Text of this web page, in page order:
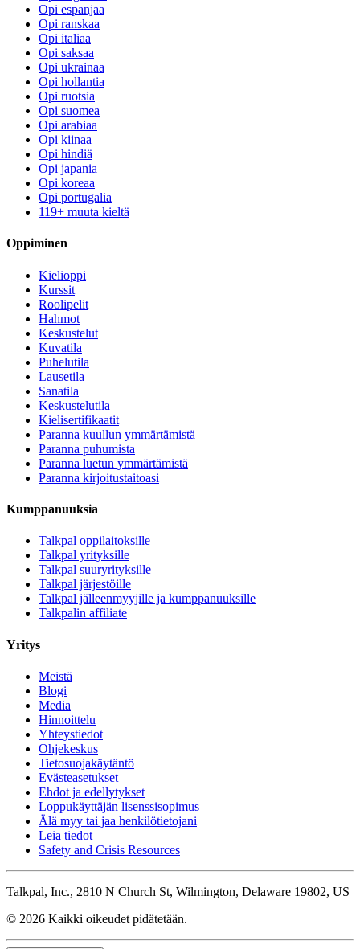
Opi espanjaa
Opi ranskaa
Opi italiaa
Opi saksaa
Opi ukrainaa
Opi hollantia
Opi ruotsia
Opi suomea
Opi arabiaa
Opi kiinaa
Opi hindiä
Opi japania
Opi koreaa
Opi portugalia
119+ muuta kieltä
Oppiminen
Kielioppi
Kurssit
Roolipelit
Hahmot
Keskustelut
Kuvatila
Puhelutila
Lausetila
Sanatila
Keskustelutila
Kielisertifikaatit
Paranna kuullun ymmärtämistä
Paranna puhumista
Paranna luetun ymmärtämistä
Paranna kirjoitustaitoasi
Kumppanuuksia
Talkpal oppilaitoksille
Talkpal yrityksille
Talkpal suuryrityksille
Talkpal järjestöille
Talkpal jälleenmyyjille ja kumppanuuksille
Talkpalin affiliate
Yritys
Meistä
Blogi
Media
Hinnoittelu
Yhteystiedot
Ohjekeskus
Tietosuojakäytäntö
Evästeasetukset
Ehdot ja edellytykset
Loppukäyttäjän lisenssisopimus
Älä myy tai jaa henkilötietojani
Leia tiedot
Safety and Crisis Resources
Talkpal, Inc., 2810 N Church St, Wilmington, Delaware 19802, US
© 2026 Kaikki oikeudet pidätetään.